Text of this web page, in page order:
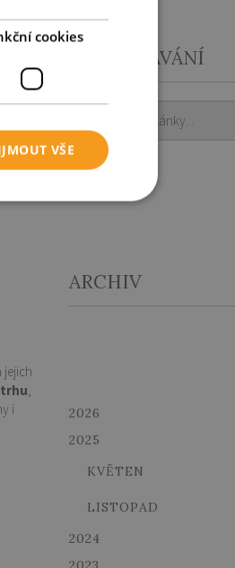
jejich
trhu,
i
VYHLEDÁVÁNÍ
ARCHIV
2026
2025
KVĚTEN
LISTOPAD
2024
cookies
VŠE